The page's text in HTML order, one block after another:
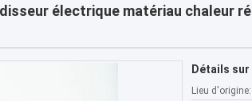
électrique matériau chaleur
Détails
Lieu d'origine: